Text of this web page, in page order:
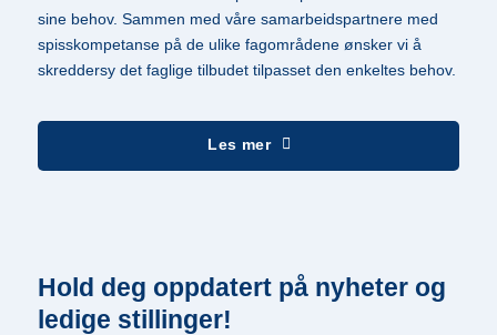
sine behov. Sammen med våre samarbeidspartnere med
spisskompetanse på de ulike fagområdene ønsker vi å
skreddersy det faglige tilbudet tilpasset den enkeltes behov.
Les mer
Hold deg oppdatert på nyheter og
ledige stillinger!